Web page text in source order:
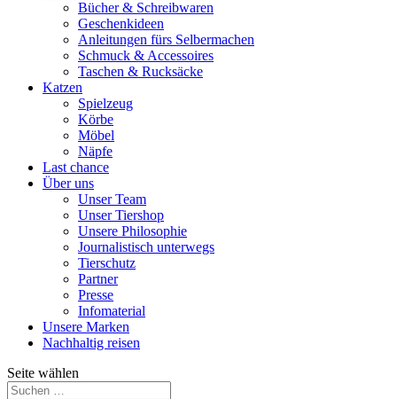
Bücher & Schreibwaren
Geschenkideen
Anleitungen fürs Selbermachen
Schmuck & Accessoires
Taschen & Rucksäcke
Katzen
Spielzeug
Körbe
Möbel
Näpfe
Last chance
Über uns
Unser Team
Unser Tiershop
Unsere Philosophie
Journalistisch unterwegs
Tierschutz
Partner
Presse
Infomaterial
Unsere Marken
Nachhaltig reisen
Seite wählen